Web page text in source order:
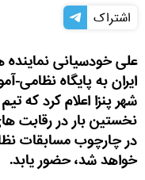
اشتراک
علی خودسیانی
ایران به پایگاه
شهر پنزا اعلام کرد که
نخستین بار در رقابت
خواهد شد، حضور یابد.